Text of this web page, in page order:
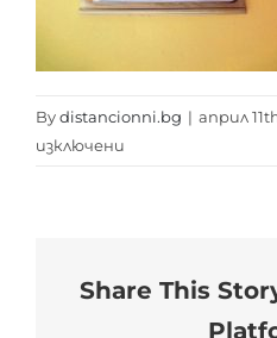
Bydistancionni.bg | април
изключени
Share This